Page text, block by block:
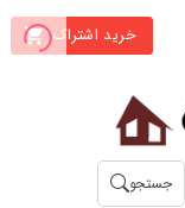
خرید اشتراک
جستجو